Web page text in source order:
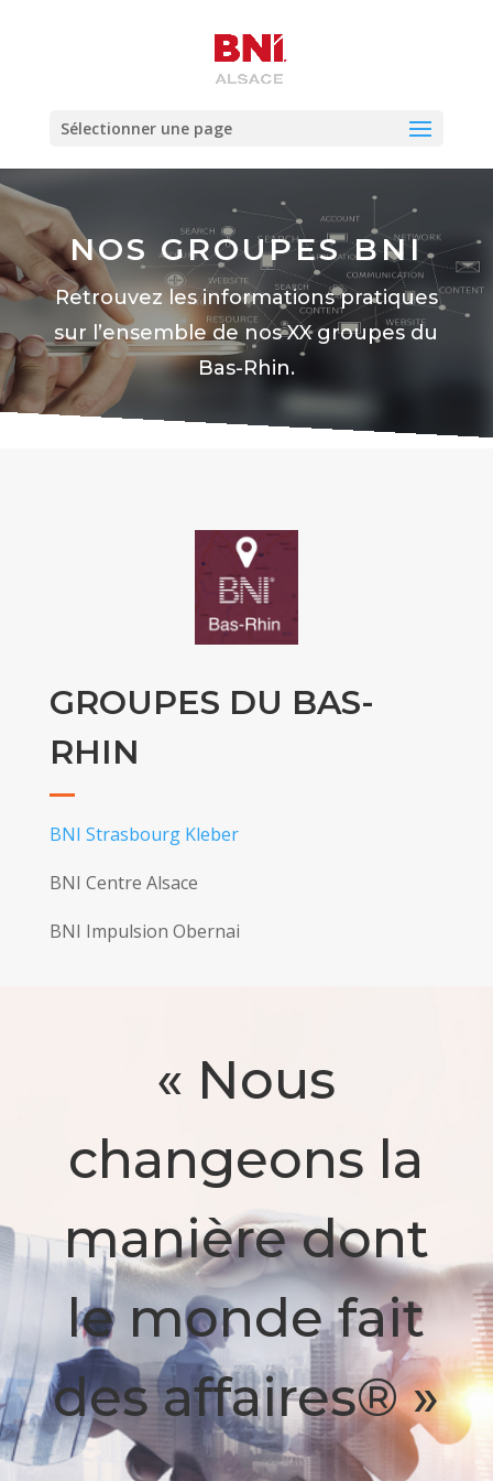
Sélectionner une page
NOS GROUPES BNI
Retrouvez les informations pratiques
sur l’ensemble de nos XX groupes du
Bas-Rhin.
GROUPES DU BAS-
RHIN
BNI Strasbourg Kleber
BNI Centre Alsace
BNI Impulsion Obernai
« Nous
changeons la
manière dont
le monde fait
des affaires® »